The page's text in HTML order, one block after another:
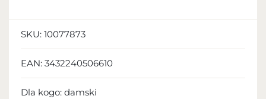
SKU: 10077873
EAN: 3432240506610
Dla kogo: damski